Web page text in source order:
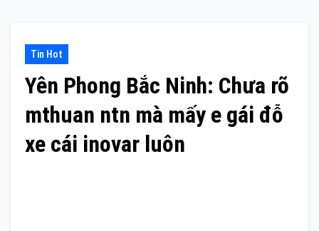
Tin Hot
Yên Phong Bắc Ninh: Chưa rõ
mthuan ntn mà mấy e gái đỗ
xe cái inovar luôn